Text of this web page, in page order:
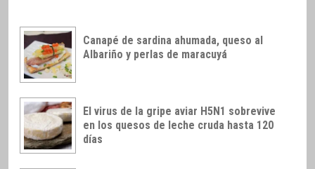
Canapé de sardina ahumada, queso al
Albariño y perlas de maracuyá
El virus de la gripe aviar H5N1 sobrevive
en los quesos de leche cruda hasta 120
días